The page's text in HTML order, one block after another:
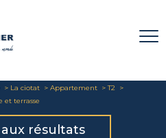
La ciotat Appartement
T2
et terrasse
résultats